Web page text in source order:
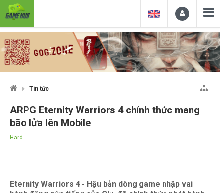
Tin tức
ARPG Eternity Warriors 4 chính thức mang
bão lửa lên Mobile
Hard
Eternity Warriors 4 - Hậu bản dòng game nhập vai